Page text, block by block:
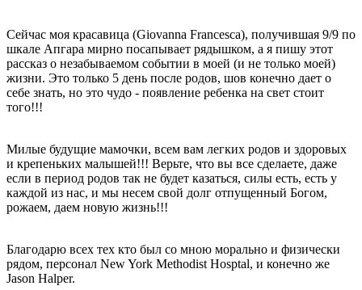
Сейчас моя красавица (Giovanna Francesca), получившая 9/9 по
шкале Апгара мирно посапывает рядышком, а я пишу этот
рассказ о незабываемом событии в моей (и не только моей)
жизни. Это только 5 день после родов, шов конечно дает о
себе знать, но это чудо - появление ребенка на свет стоит
того!!!
Милые будущие мамочки, всем вам легких родов и здоровых
и крепеньких малышей!!! Верьте, что вы все сделаете, даже
если в период родов так не будет казаться, силы есть, есть у
каждой из нас, и мы несем свой долг отпущенный Богом,
рожаем, даем новую жизнь!!!
Благодарю всех тех кто был со мною морально и физически
рядом, персонал New York Methodist Hosptal, и конечно же
Jason Halper.